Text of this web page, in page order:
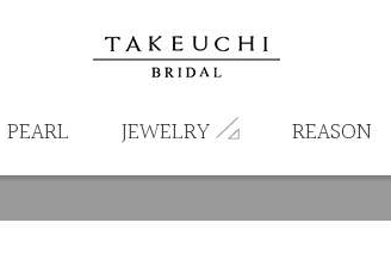
PEARL JEWELRY REASON